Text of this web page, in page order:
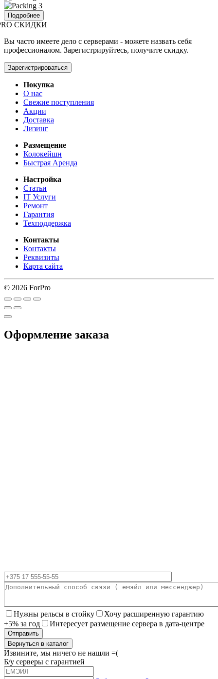
Подробнее
СКИДКИ
Вы часто имеете дело с серверами - можете назвать себя
профессионалом. Зарегистрируйтесь, получите скидку.
Зарегистрироваться
Покупка
О нас
Свежие поступления
Акции
Доставка
Лизинг
Размещение
Колокейшн
Быстрая Аренда
Настройка
Статьи
IT Услуги
Ремонт
Гарантия
Техподдержка
Контакты
Контакты
Реквизиты
Карта сайта
© 2026 ForPro
Оформление заказа
Нужны рельсы в стойку
Хочу расширенную гарантию
+5% за год
Интересует размещение сервера в дата-центре
Вернуться в каталог
Извините, мы ничего не нашли =(
Б/у серверы с гарантией